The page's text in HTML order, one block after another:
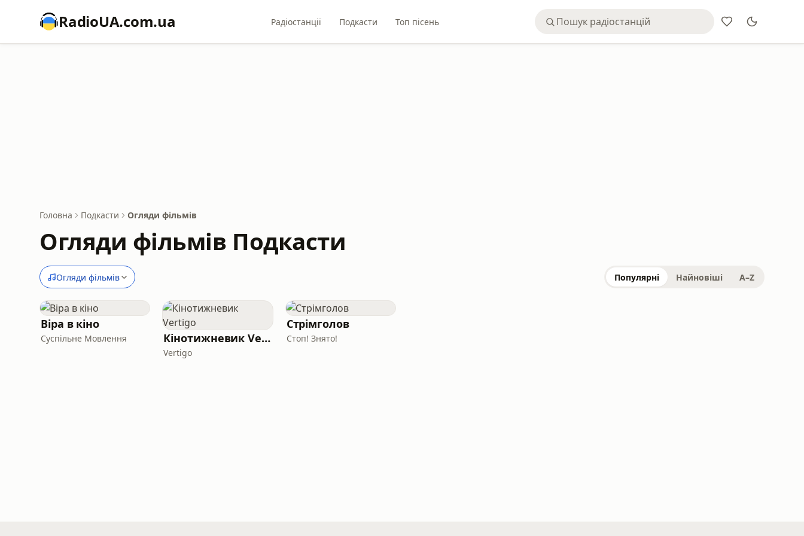
RadioUA.com.ua Радіостанції Подкасти Топ пісень
Головна Подкасти Огляди фільмів
Огляди фільмів Подкасти
Огляди фільмів Популярні Найновіші A–Z
Віра в кіно
Суспільне Мовлення Кінотижневик Vertigo
Vertigo
Стрімголов
Стоп! Знято!